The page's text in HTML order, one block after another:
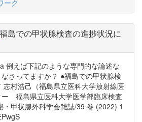
ーク
福島での甲状腺検査の進捗状況に
例えば下記のような専門的な論述な
さってますか？ ●福島での甲状腺検
志村浩己（福島県立医科大学放射線医
福島県立医科大学医学部臨床検査
・甲状腺外科学会雑誌/39 巻 (2022) 1